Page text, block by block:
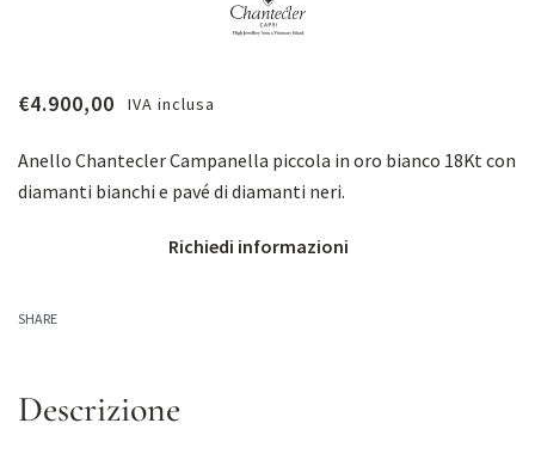
€4.900,00 IVA inclusa
Anello Chantecler Campanella piccola in oro bianco 18Kt con
diamanti bianchi e pavé di diamanti neri.
Richiedi informazioni
SHARE
Descrizione